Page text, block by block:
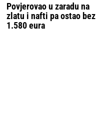
Povjerovao u zaradu na
zlatu i nafti pa ostao bez
1.580 eura